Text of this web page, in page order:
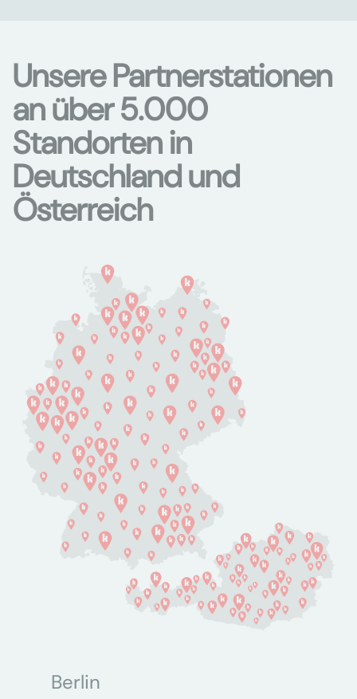
Unsere Partnerstationen
an über 5.000
Standorten in
Deutschland und
Österreich
Berlin